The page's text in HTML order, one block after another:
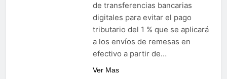
de transferencias bancarias
digitales para evitar el pago
tributario del 1 % que se aplicará
a los envíos de remesas en
efectivo a partir de…
Ver Mas